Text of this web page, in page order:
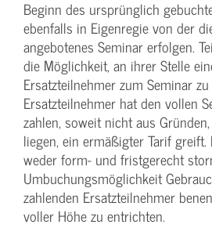
Beginn des ursprünglich
ebenfalls in Eigenregie von der
angebotenes Seminar erfolgen.
die Möglichkeit, an ihrer Stelle
Ersatzteilnehmer zum Seminar
Ersatzteilnehmer hat den vollen
zahlen, soweit nicht aus
liegen, ein ermäßigter Tarif
weder form- und fristgerecht
Umbuchungsmöglichkeit
zahlenden Ersatzteilnehmer
voller Höhe zu entrichten.